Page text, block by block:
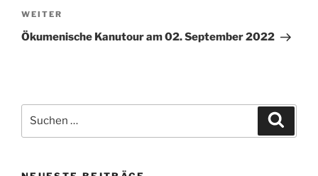
Nächster
Beitrag
WEITER
Ökumenische Kanutour am 02. September 2022
nach: